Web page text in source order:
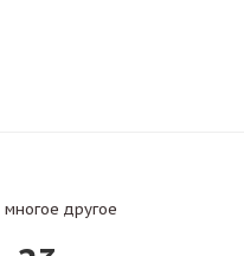
другое